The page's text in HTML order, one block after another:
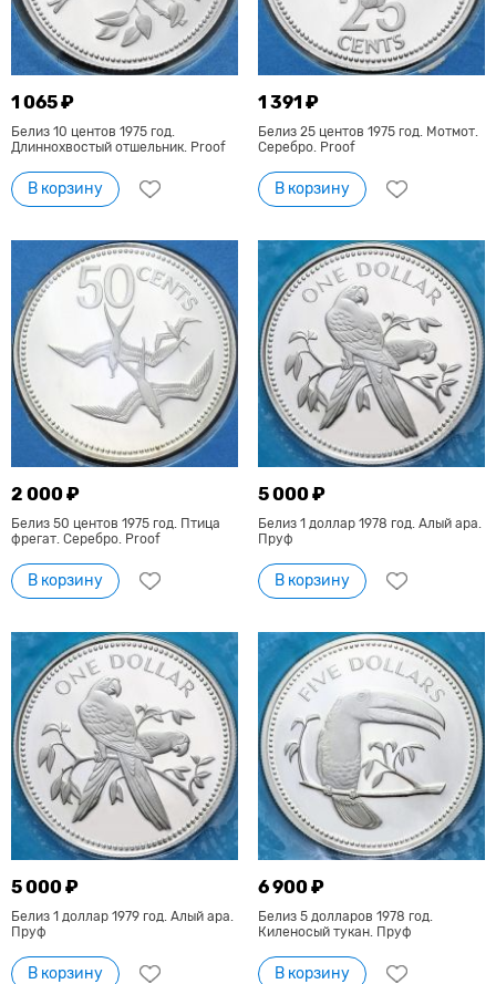
1 065 ₽
Белиз 10 центов 1975 год.
Длиннохвостый отшельник. Proof
В корзину
1 391 ₽
Белиз 25 центов 1975 год. Мотмот.
Серебро. Proof
В корзину
2 000 ₽
Белиз 50 центов 1975 год. Птица
фрегат. Серебро. Proof
В корзину
5 000 ₽
Белиз 1 доллар 1978 год. Алый ара.
Пруф
В корзину
5 000 ₽
Белиз 1 доллар 1979 год. Алый ара.
Пруф
В корзину
6 900 ₽
Белиз 5 долларов 1978 год.
Киленосый тукан. Пруф
В корзину